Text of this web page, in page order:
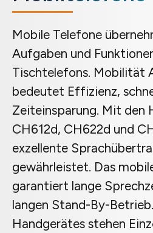
Mobile Telefone
Aufgaben und
Tischtelefons. Mobilität
bedeutet Effizienz,
Zeiteinsparung. Mit den
CH612d, CH622d und
exzellente
gewährleistet. Das
garantiert lange
langen Stand-By-
Handgerätes stehen